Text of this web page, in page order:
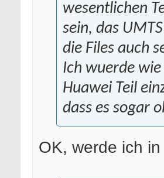
wesentlichen
sein, das
die Files auch
Ich wuerde
Huawei Teil
dass es sogar
OK, werde ich